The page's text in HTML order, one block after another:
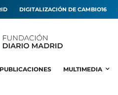
DIGITALIZACIÓN DE CAMBIO16
PUBLICACIONES MULTIMEDIA